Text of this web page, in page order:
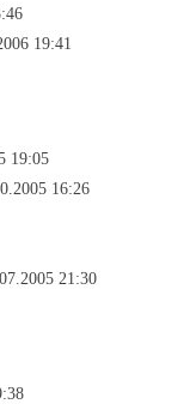
19:41
19:05
16:26
21:30